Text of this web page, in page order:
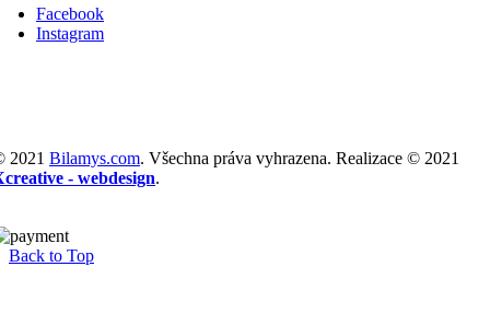
Facebook
Instagram
2021 Bilamys.com. Všechna práva vyhrazena. Realizace © 2021
- webdesign.
Back to Top